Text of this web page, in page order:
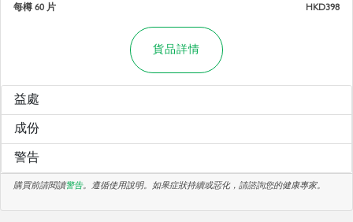
每樽 60 片 HKD398
貨品詳情
益處
成份
警告
購買前請閱讀警告。遵循使用說明。如果症狀持續或惡化，請諮詢您的健康專家。